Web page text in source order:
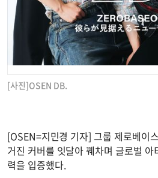
[사진]OSEN DB.
[OSEN=지민경 기자] 그룹 제로베이
거진 커버를 잇달아 꿰차며 글로벌
력을 입증했다.